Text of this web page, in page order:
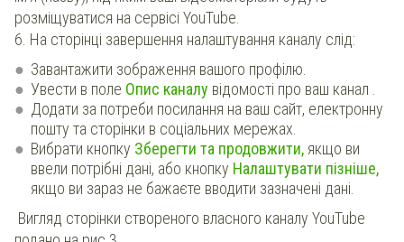
розміщуватися на сервісі YouTube.
6. На сторінці завершення налаштування каналу слід:
Завантажити зображення вашого профілю.
Увести в поле Опис каналу відомості про ваш канал .
Додати за потреби посилання на ваш сайт, електронну
пошту та сторінки в соціальних мережах.
Вибрати кнопку Зберегти та продовжити, якщо ви
ввели потрібні дані, або кнопку Налаштувати пізніше,
якщо ви зараз не бажаєте вводити зазначені дані.
Вигляд сторінки створеного власного каналу YouTube